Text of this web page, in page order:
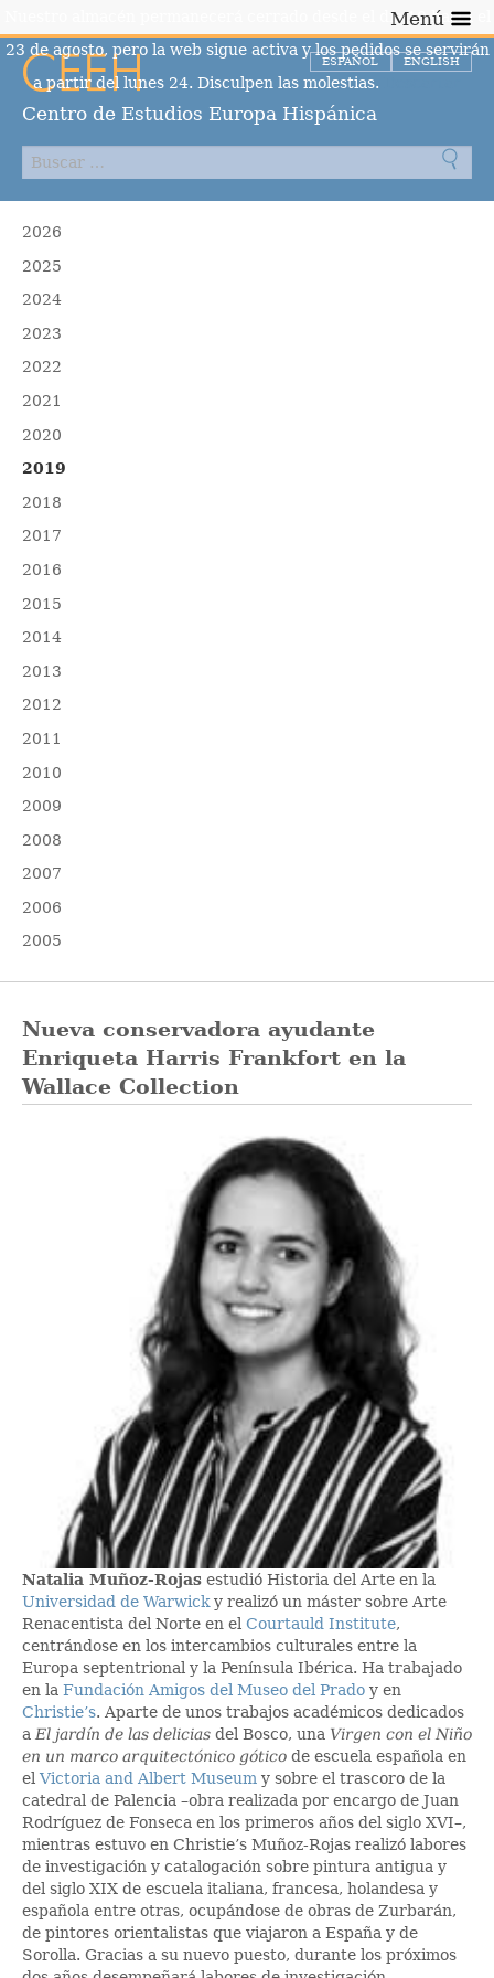
Centro de Estudios Europa Hispánica
ESPAÑOL ENGLISH
Menú
2026
2025
2024
2023
2022
2021
2020
2019
2018
2017
2016
2015
2014
2013
2012
2011
2010
2009
2008
2007
2006
2005
Nueva conservadora ayudante
Enriqueta Harris Frankfort en la
Wallace Collection
Natalia Muñoz-Rojas estudió Historia del Arte en la
Universidad de Warwicky realizó un máster sobre Arte
Renacentista del Norte en el Courtauld Institute,
centrándose en los intercambios culturales entre la
Europa septentrional y la Península Ibérica. Ha trabajado
en la Fundación Amigos del Museo del Prado y en
Christie’s. Aparte de unos trabajos académicos dedicados
a El jardín de las delicias del Bosco, una Virgen con el Niño
en un marco arquitectónico gótico de escuela española en
el Victoria and Albert Museum y sobre el trascoro de la
catedral de Palencia –obra realizada por encargo de Juan
Rodríguez de Fonseca en los primeros años del siglo XVI–,
mientras estuvo en Christie’s Muñoz-Rojas realizó labores
de investigación y catalogación sobre pintura antigua y
del siglo XIX de escuela italiana, francesa, holandesa y
española entre otras, ocupándose de obras de Zurbarán,
de pintores orientalistas que viajaron a España y de
Sorolla. Gracias a su nuevo puesto, durante los próximos
Nuestro almacén permanecerá cerrado desde el día 10 hasta el
23 de agosto, pero la web sigue activa y los pedidos se servirán
a partir del lunes 24. Disculpen las molestias.